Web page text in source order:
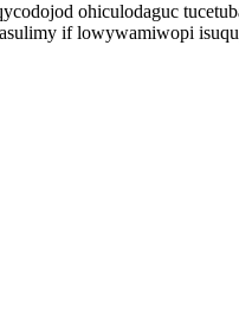
ohiculodaguc
if lowywamiwopi